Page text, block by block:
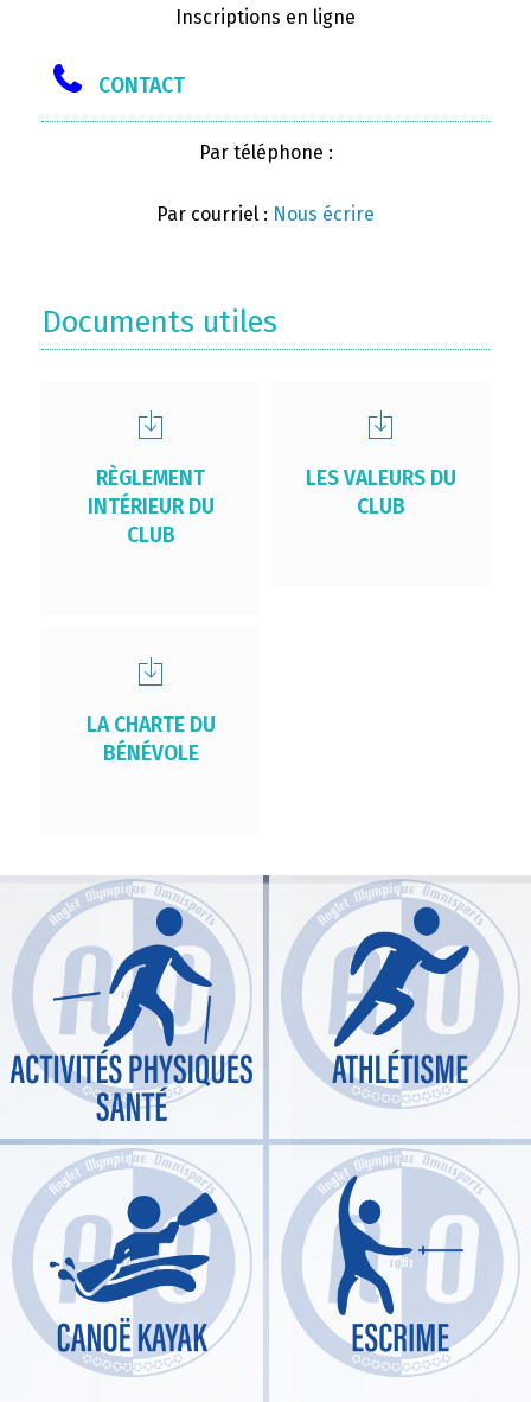
Inscriptions en ligne
CONTACT
Par téléphone :
Par courriel : Nous écrire
Documents utiles
RÈGLEMENT
INTÉRIEUR DU
CLUB
LES VALEURS DU
CLUB
LA CHARTE DU
BÉNÉVOLE